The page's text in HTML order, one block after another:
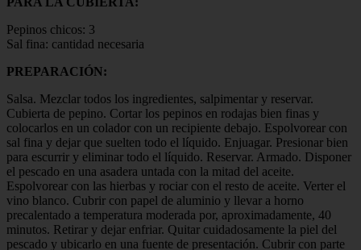
Pepinos chicos: 3
Sal fina: cantidad necesaria
PREPARACIÓN:
Salsa. Mezclar todos los ingredientes, salpimentar y reservar.
Cubierta de pepino. Cortar los pepinos en rodajas bien finas y
colocarlos en un colador con un recipiente debajo. Espolvorear con
sal fina y dejar que suelten todo el líquido. Enjuagar. Presionar bien
para escurrir y eliminar todo el líquido. Reservar. Armado. Disponer
el pescado en una asadera untada con la mitad del aceite.
Espolvorear con las hierbas y rociar con el resto de aceite. Verter el
vino blanco. Cubrir con papel de aluminio y llevar a horno
precalentado a temperatura moderada por, aproximadamente, 40
minutos. Retirar y dejar enfriar. Quitar cuidadosamente la piel del
pescado y ubicarlo en una fuente de presentación. Cubrir con parte